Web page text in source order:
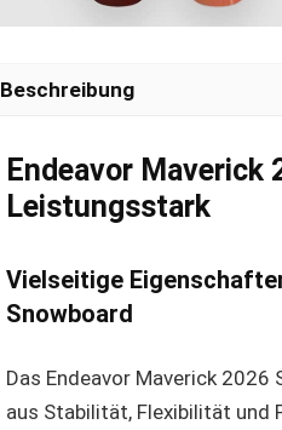
Beschreibung
Endeavor
Leistungsstark
Vielseitige
Snowboard
Das Endeavor Maverick
aus Stabilität, Flexibilität und